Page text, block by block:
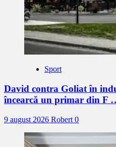
Sport
David contra Goliat în
încearcă un primar din F
9 august 2026 Robert 0